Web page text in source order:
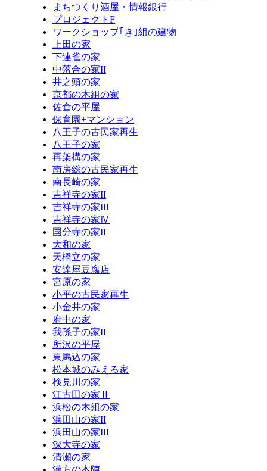
まちつくり酒屋・情報銀行
プロジェクトF
ワークショップ｢き｣組の建物
上田の家
下連雀の家
中落合の家II
井之頭の家
京都の木組の家
佐倉の平屋
保育園+マンション
八王子の古民家再生
八王子の家
再架構の家
南房総の古民家再生
南長崎の家
吉祥寺の家II
吉祥寺の家III
吉祥寺の家Ⅳ
国分寺の家II
大和の家
天橋立の家
安達屋豆腐店
宮原の家
小平の古民家再生
小金井の家
府中の家
我孫子の家II
所沢の平屋
東馬込の家
松本城のみえる家
検見川の家
江古田の家Ⅱ
浜松の木組の家
浜田山の家II
浜田山の家III
深大寺の家
清瀬の家